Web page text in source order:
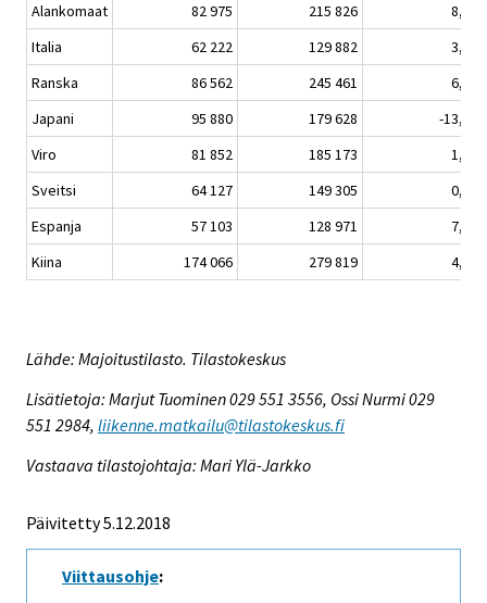
Alankomaat
82 975 215 826
8,9
Italia
62 222 129 882
3,5
Ranska
86 562 245 461
6,4
Japani
95 880 179 628
-13,0
Viro
81 852 185 173
1,5
Sveitsi
64 127 149 305
0,2
Espanja
57 103 128 971
7,7
Kiina
174 066 279 819 4,1
Lähde: Majoitustilasto. Tilastokeskus
Lisätietoja: Marjut Tuominen 029 551 3556, Ossi Nurmi 029
551 2984, liikenne.matkailu@tilastokeskus.fi
Vastaava tilastojohtaja: Mari Ylä-Jarkko
Päivitetty 5.12.2018
Viittausohje: